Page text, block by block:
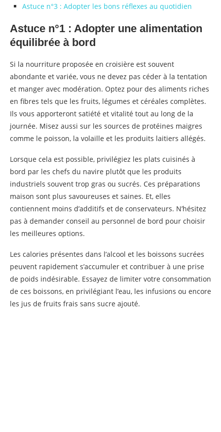
Astuce n°3 : Adopter les bons réflexes au quotidien
Astuce n°1 : Adopter une alimentation
équilibrée à bord
Si la nourriture proposée en croisière est souvent
abondante et variée, vous ne devez pas céder à la tentation
et manger avec modération. Optez pour des aliments riches
en fibres tels que les fruits, légumes et céréales complètes.
Ils vous apporteront satiété et vitalité tout au long de la
journée. Misez aussi sur les sources de protéines maigres
comme le poisson, la volaille et les produits laitiers allégés.
Lorsque cela est possible, privilégiez les plats cuisinés à
bord par les chefs du navire plutôt que les produits
industriels souvent trop gras ou sucrés. Ces préparations
maison sont plus savoureuses et saines. Et, elles
contiennent moins d’additifs et de conservateurs. N’hésitez
pas à demander conseil au personnel de bord pour choisir
les meilleures options.
Les calories présentes dans l’alcool et les boissons sucrées
peuvent rapidement s’accumuler et contribuer à une prise
de poids indésirable. Essayez de limiter votre consommation
de ces boissons, en privilégiant l’eau, les infusions ou encore
les jus de fruits frais sans sucre ajouté.